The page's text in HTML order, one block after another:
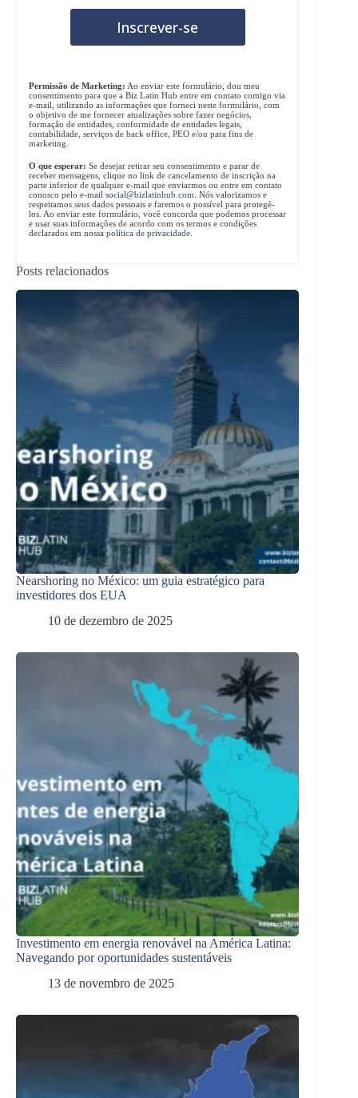
Permissão de Marketing: Ao enviar este formulário, dou meu
consentimento para que a Biz Latin Hub entre em contato comigo via
e-mail, utilizando as informações que forneci neste formulário, com
o objetivo de me fornecer atualizações sobre fazer negócios,
formação de entidades, conformidade de entidades legais,
contabilidade, serviços de back office, PEO e/ou para fins de
marketing.
O que esperar: Se desejar retirar seu consentimento e parar de
receber mensagens, clique no link de cancelamento de inscrição na
parte inferior de qualquer e-mail que enviarmos ou entre em contato
conosco pelo e-mail social@bizlatinhub.com . Nós valorizamos e
respeitamos seus dados pessoais e faremos o possível para protegê-
los. Ao enviar este formulário, você concorda que podemos processar
e usar suas informações de acordo com os termos e condições
declarados em nossa política de privacidade
Posts relacionados
Nearshoring no México: um guia estratégico para
investidores dos EUA
10 de dezembro de 2025
Investimento em energia renovável na América Latina:
Navegando por oportunidades sustentáveis
13 de novembro de 2025